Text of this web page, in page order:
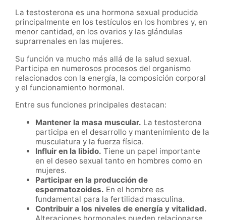
La testosterona es una hormona sexual producida
principalmente en los testículos en los hombres y, en
menor cantidad, en los ovarios y las glándulas
suprarrenales en las mujeres.
Su función va mucho más allá de la salud sexual.
Participa en numerosos procesos del organismo
relacionados con la energía, la composición corporal
y el funcionamiento hormonal.
Entre sus funciones principales destacan:
Mantener la masa muscular. La testosterona
participa en el desarrollo y mantenimiento de la
musculatura y la fuerza física.
Influir en la libido. Tiene un papel importante
en el deseo sexual tanto en hombres como en
mujeres.
Participar en la producción de
espermatozoides. En el hombre es
fundamental para la fertilidad masculina.
Contribuir a los niveles de energía y vitalidad.